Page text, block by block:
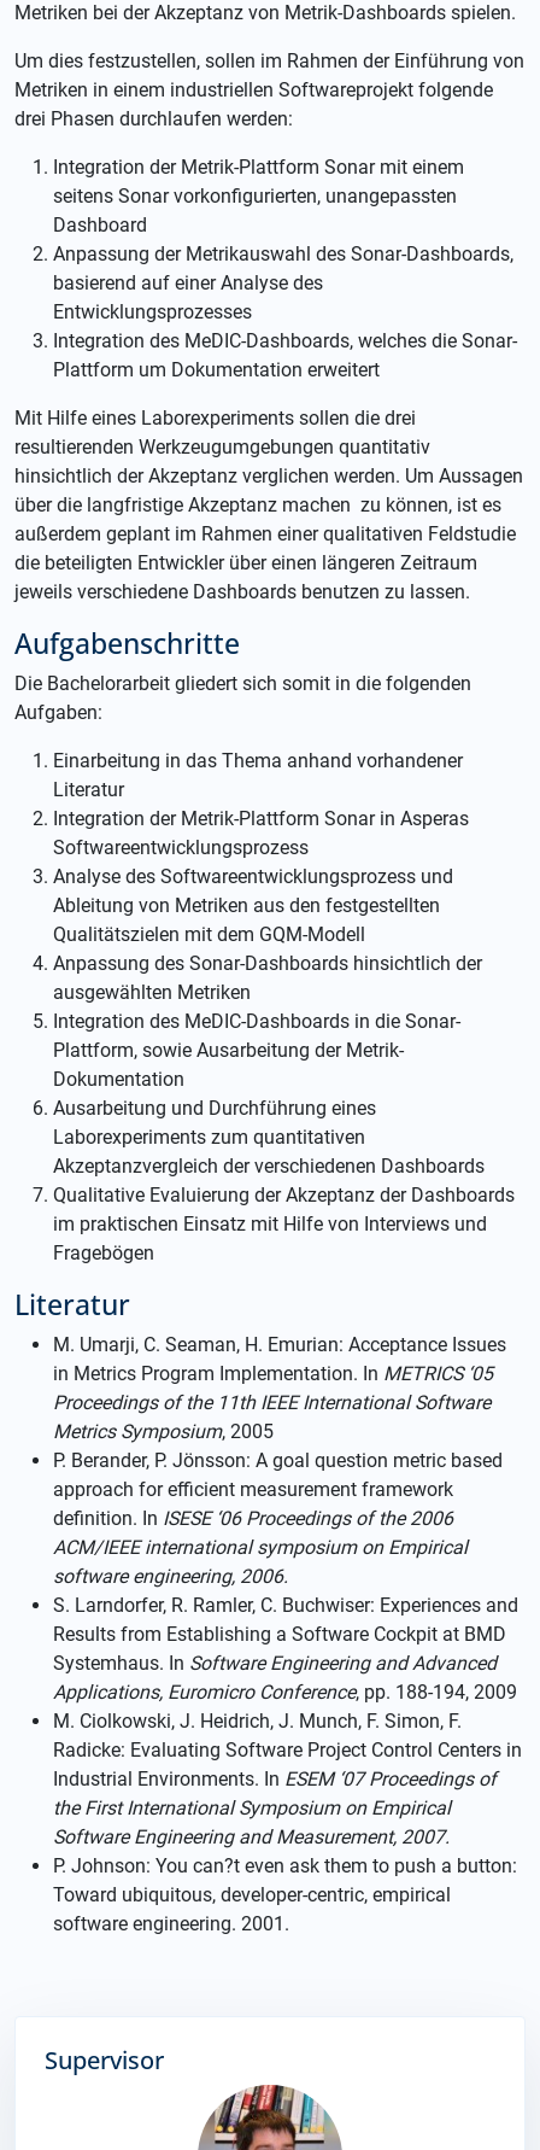
Metriken bei der Akzeptanz von Metrik-Dashboards spielen.
Um dies festzustellen, sollen im Rahmen der Einführung von
Metriken in einem industriellen Softwareprojekt folgende
drei Phasen durchlaufen werden:
Integration der Metrik-Plattform Sonar mit einem
seitens Sonar vorkonfigurierten, unangepassten
Dashboard
Anpassung der Metrikauswahl des Sonar-Dashboards,
basierend auf einer Analyse des
Entwicklungsprozesses
Integration des MeDIC-Dashboards, welches die Sonar-
Plattform um Dokumentation erweitert
Mit Hilfe eines Laborexperiments sollen die drei
resultierenden Werkzeugumgebungen quantitativ
hinsichtlich der Akzeptanz verglichen werden. Um Aussagen
über die langfristige Akzeptanz machen zu können, ist es
außerdem geplant im Rahmen einer qualitativen Feldstudie
die beteiligten Entwickler über einen längeren Zeitraum
jeweils verschiedene Dashboards benutzen zu lassen.
Aufgabenschritte
Die Bachelorarbeit gliedert sich somit in die folgenden
Aufgaben:
Einarbeitung in das Thema anhand vorhandener
Literatur
Integration der Metrik-Plattform Sonar in Asperas
Softwareentwicklungsprozess
Analyse des Softwareentwicklungsprozess und
Ableitung von Metriken aus den festgestellten
Qualitätszielen mit dem GQM-Modell
Anpassung des Sonar-Dashboards hinsichtlich der
ausgewählten Metriken
Integration des MeDIC-Dashboards in die Sonar-
Plattform, sowie Ausarbeitung der Metrik-
Dokumentation
Ausarbeitung und Durchführung eines
Laborexperiments zum quantitativen
Akzeptanzvergleich der verschiedenen Dashboards
Qualitative Evaluierung der Akzeptanz der Dashboards
im praktischen Einsatz mit Hilfe von Interviews und
Fragebögen
Literatur
M. Umarji, C. Seaman, H. Emurian: Acceptance Issues
in Metrics Program Implementation. In METRICS ‘05
Proceedings of the 11th IEEE International Software
Metrics Symposium, 2005
P. Berander, P. Jönsson: A goal question metric based
approach for efficient measurement framework
definition. In ISESE ‘06 Proceedings of the 2006
ACM/IEEE international symposium on Empirical
software engineering, 2006.
S. Larndorfer, R. Ramler, C. Buchwiser: Experiences and
Results from Establishing a Software Cockpit at BMD
Systemhaus. In Software Engineering and Advanced
Applications, Euromicro Conference, pp. 188-194, 2009
M. Ciolkowski, J. Heidrich, J. Munch, F. Simon, F.
Radicke: Evaluating Software Project Control Centers in
Industrial Environments. In ESEM ‘07 Proceedings of
the First International Symposium on Empirical
Software Engineering and Measurement, 2007.
P. Johnson: You can?t even ask them to push a button:
Toward ubiquitous, developer-centric, empirical
software engineering. 2001.
Supervisor